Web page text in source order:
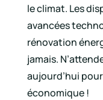
le climat. Les
avancées
rénovation
jamais.
aujourd’hui
économique !